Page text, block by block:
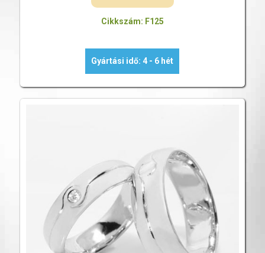
Cikkszám: F125
Gyártási idő: 4 - 6 hét